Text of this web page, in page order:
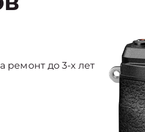
ремонт до 3-х лет